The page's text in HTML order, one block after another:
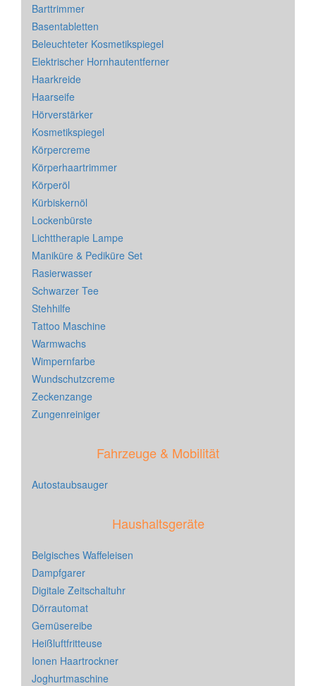
Barttrimmer
Basentabletten
Beleuchteter Kosmetikspiegel
Elektrischer Hornhautentferner
Haarkreide
Haarseife
Hörverstärker
Kosmetikspiegel
Körpercreme
Körperhaartrimmer
Körperöl
Kürbiskernöl
Lockenbürste
Lichttherapie Lampe
Maniküre & Pediküre Set
Rasierwasser
Schwarzer Tee
Stehhilfe
Tattoo Maschine
Warmwachs
Wimpernfarbe
Wundschutzcreme
Zeckenzange
Zungenreiniger
Fahrzeuge & Mobilität
Autostaubsauger
Haushaltsgeräte
Belgisches Waffeleisen
Dampfgarer
Digitale Zeitschaltuhr
Dörrautomat
Gemüsereibe
Heißluftfritteuse
Ionen Haartrockner
Joghurtmaschine